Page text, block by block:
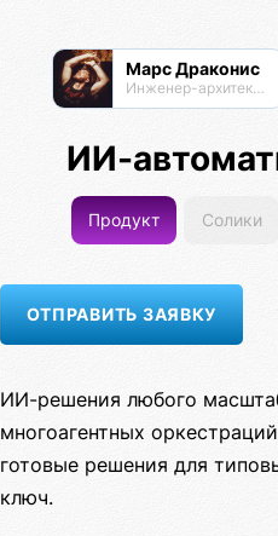
Марс Драконис
Инженер-архитектор
ИИ-
Продукт Солики
ИИ-решения любого
многоагентных
готовые решения для
ключ.